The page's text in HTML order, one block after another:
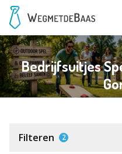
Bedrijfsuitjes
Filteren 2